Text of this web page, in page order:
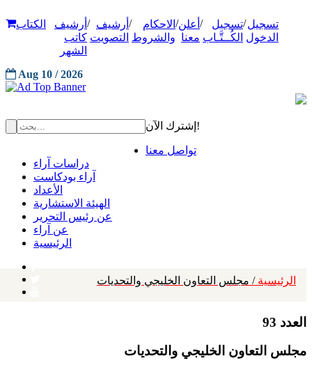
تسجيل
الدخول
/تسجيل
الكُــتَّـاب
/ أعلن
معنا
/ الاحكام
والشروط
/ أرشيف
التصويت
/ أرشيف
كاتب
الشهر
الكتاب
Aug 10 / 2026
إشترك الآن!
تواصل معنا
دراسات آراء
آراء بودكاست
الأعداد
الهيئة الاستشارية
عن رئيس التحرير
عن آراء
الرئيسية
الرئيسية / مجلس التعاون الخليجي والتحديات
العدد 93
مجلس التعاون الخليجي والتحديات